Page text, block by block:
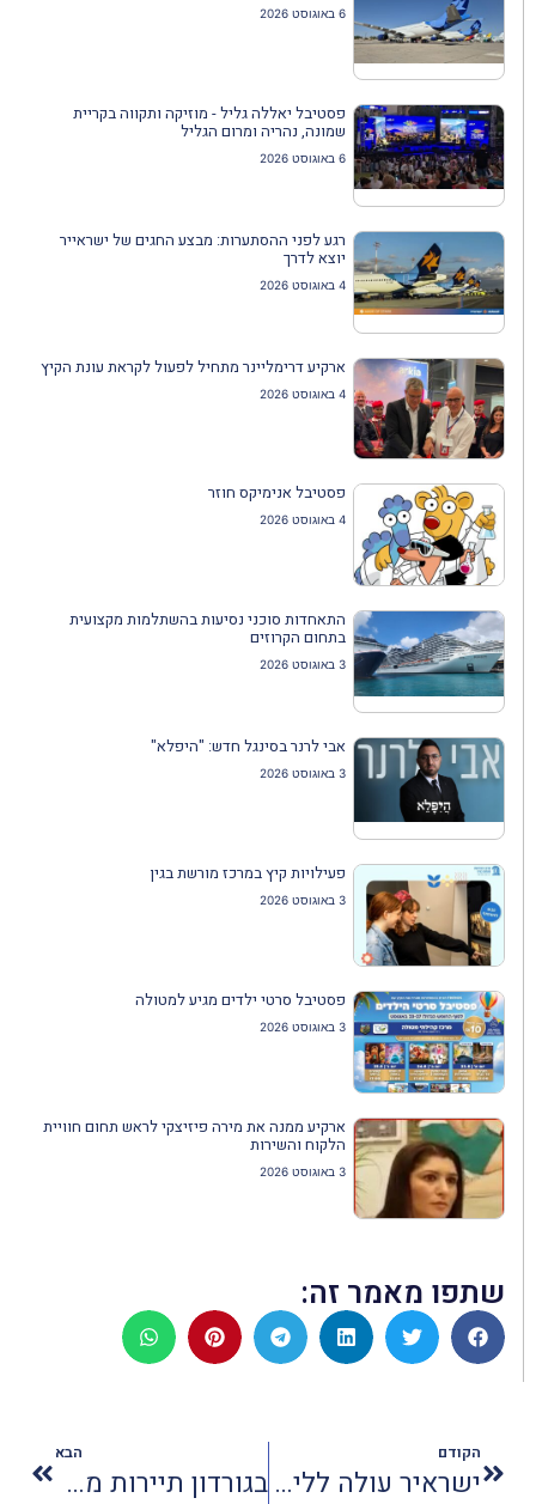
6 באוגוסט 2026
פסטיבל יאללה גליל - מוזיקה ותקווה בקריית
שמונה, נהריה ומרום הגליל
6 באוגוסט 2026
רגע לפני ההסתערות: מבצע החגים של ישראייר
יוצא לדרך
4 באוגוסט 2026
ארקיע דרימליינר מתחיל לפעול לקראת עונת הקיץ
4 באוגוסט 2026
פסטיבל אנימיקס חוזר
4 באוגוסט 2026
התאחדות סוכני נסיעות בהשתלמות מקצועית
בתחום הקרוזים
3 באוגוסט 2026
אבי לרנר בסינגל חדש: "היפלא"
3 באוגוסט 2026
פעילויות קיץ במרכז מורשת בגין
3 באוגוסט 2026
פסטיבל סרטי ילדים מגיע למטולה
3 באוגוסט 2026
ארקיע ממנה את מירה פיזיצקי לראש תחום חוויית
הלקוח והשירות
3 באוגוסט 2026
שתפו מאמר זה:
הקודם
ישראיר עולה לליגה של הגדולים: רוכשת מטוסים רחבי גוף ומכוונת לניו יורק ובנגקוק
הבא
בגורדון תיירות מציעים: מטיילים יחד, משלמים לחוד